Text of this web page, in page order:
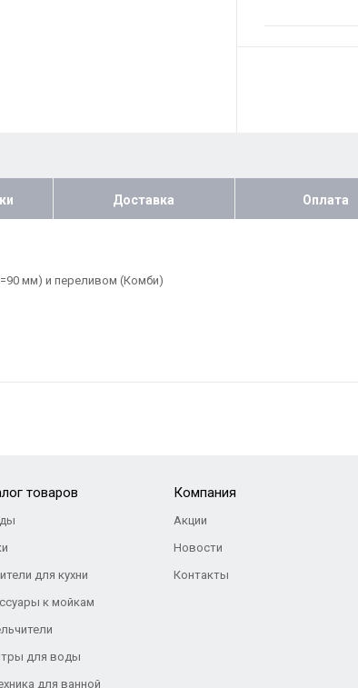
Доставка Оплата
мм) и переливом (Комби)
товаров
для кухни
к мойкам
для воды
для ванной
Компания
Акции
Новости
Контакты